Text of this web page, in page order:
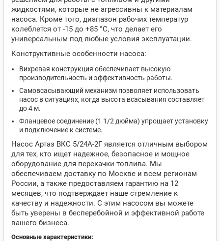
жидкостями, которые не агрессивны к материалам
насоса. Кроме того, диапазон рабочих температур
колеблется от -15 до +85 °C, что делает его
универсальным под любые условия эксплуатации.
Конструктивные особенности насоса:
Вихревая конструкция обеспечивает высокую
производительность и эффективность работы.
Самовсасывающий механизм позволяет использовать
насос в ситуациях, когда высота всасывания составляет
до 4 м.
Фланцевое соединение (1 1/2 дюйма) упрощает установку
и подключение к системе.
Насос Артаз ВКС 5/24А-2Г является отличным выбором
для тех, кто ищет надежное, безопасное и мощное
оборудование для перекачки топлива. Мы
обеспечиваем доставку по Москве и всем регионам
России, а также предоставляем гарантию на 12
месяцев, что подтверждает наше стремление к
качеству и надежности. С этим насосом вы можете
быть уверены в бесперебойной и эффективной работе
вашего бизнеса.
Основные характеристики: